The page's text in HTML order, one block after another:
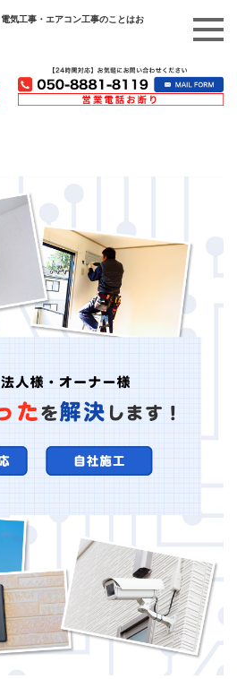
気工事・エアコン工事のことはお